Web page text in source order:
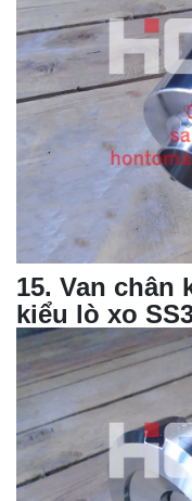
15. Van chân
kiểu lò xo